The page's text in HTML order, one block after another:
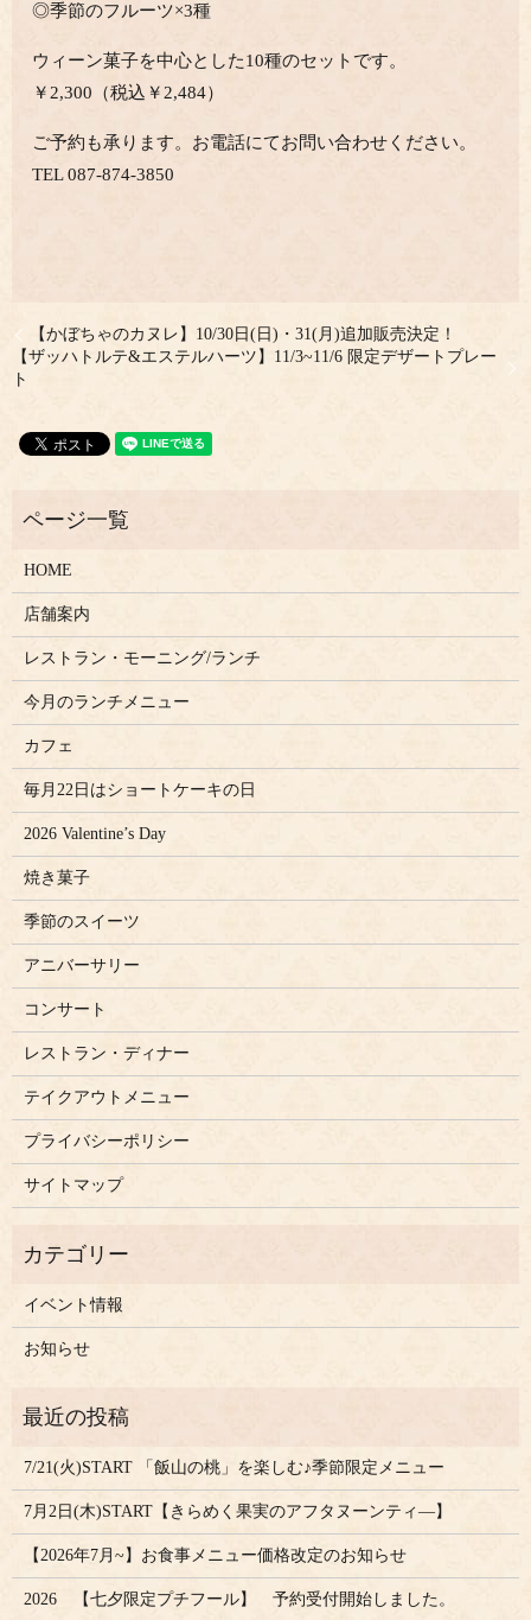
◎季節のフルーツ×3種
ウィーン菓子を中心とした10種のセットです。
￥2,300（税込￥2,484）
ご予約も承ります。お電話にてお問い合わせください。
TEL 087-874-3850
【かぼちゃのカヌレ】10/30日(日)・31(月)追加販売決定！
【ザッハトルテ&エステルハーツ】11/3~11/6 限定デザートプレー
ト
HOME
店舗案内
レストラン・モーニング/ランチ
今月のランチメニュー
カフェ
毎月22日はショートケーキの日
2026 Valentine’s Day
焼き菓子
季節のスイーツ
アニバーサリー
コンサート
レストラン・ディナー
テイクアウトメニュー
プライバシーポリシー
サイトマップ
イベント情報
お知らせ
7/21(火)START 「飯山の桃」を楽しむ♪季節限定メニュー
7月2日(木)START【きらめく果実のアフタヌーンティ―】
【2026年7月~】お食事メニュー価格改定のお知らせ
2026 【七夕限定プチフール】 予約受付開始しました。